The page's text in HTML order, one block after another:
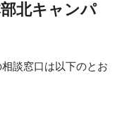
北キャンパ
談窓口は以下のとお